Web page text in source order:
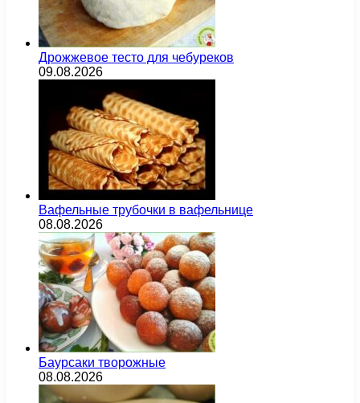
Дрожжевое тесто для чебуреков
09.08.2026
Вафельные трубочки в вафельнице
08.08.2026
Баурсаки творожные
08.08.2026